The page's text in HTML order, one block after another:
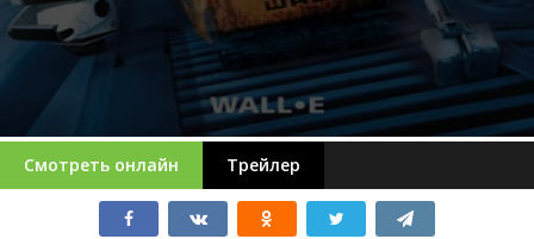
Смотреть онлайн Трейлер